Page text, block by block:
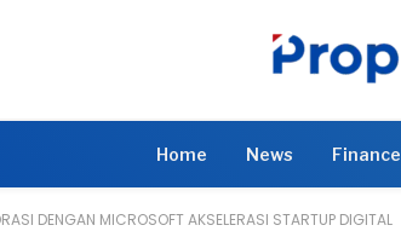
Home News Finance
DENGAN MICROSOFT AKSELERASI STARTUP DIGITAL